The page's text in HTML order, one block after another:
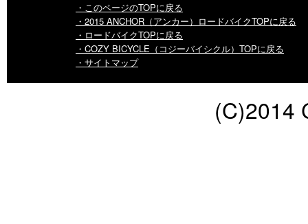
・このページのTOPに戻る
・2015 ANCHOR（アンカー）ロードバイクTOPに戻る
・ロードバイクTOPに戻る
・COZY BICYCLE（コジーバイシクル）TOPに戻る
・サイトマップ
(C)2014